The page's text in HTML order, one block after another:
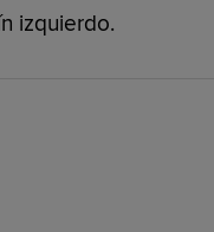
izquierdo.